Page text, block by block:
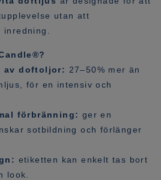
utan att
av doftoljor: 27–50% mer än
för en intensiv och
förbränning: ger en
sotbildning och förlänger
etiketten kan enkelt tas bort
look.